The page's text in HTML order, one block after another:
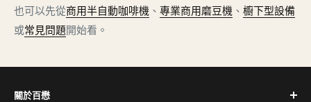
也可以先從商用半自動咖啡機 、 專業商用磨豆機 、 櫥下型設備
或常見問題開始看。
關於百懋